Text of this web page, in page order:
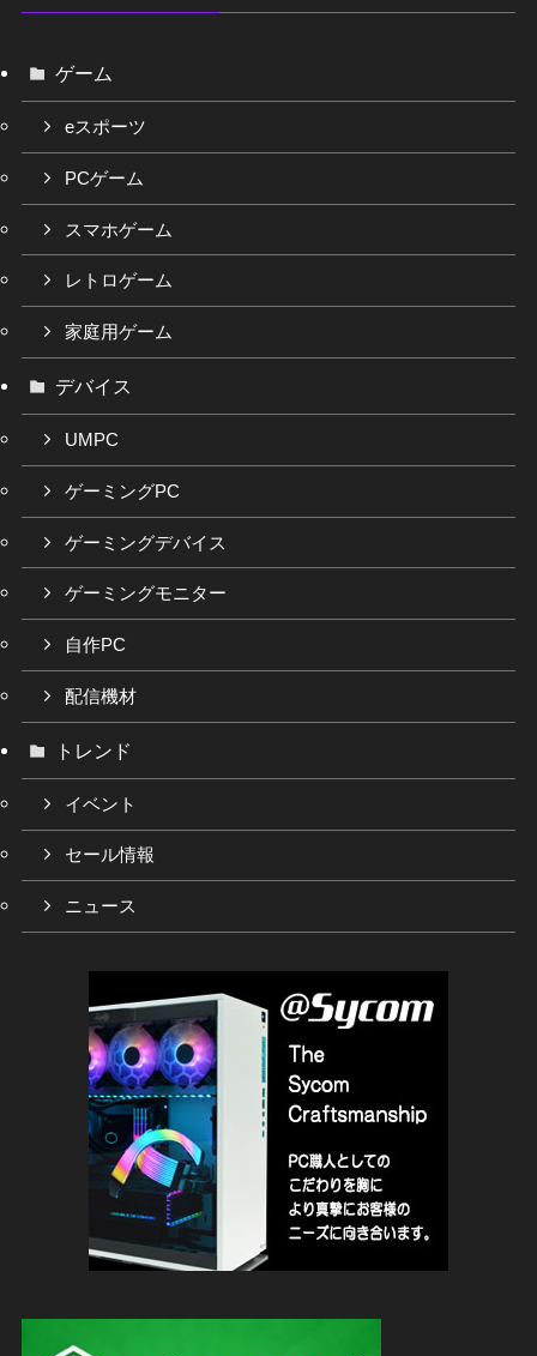
ゲーム
eスポーツ
PCゲーム
スマホゲーム
レトロゲーム
家庭用ゲーム
デバイス
UMPC
ゲーミングPC
ゲーミングデバイス
ゲーミングモニター
自作PC
配信機材
トレンド
イベント
セール情報
ニュース